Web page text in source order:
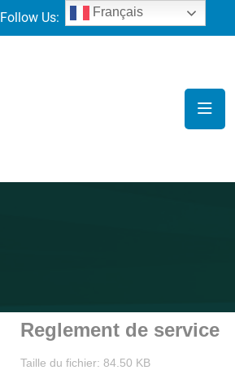
Follow Us:
Reglement de service
Taille du fichier: 84.50 KB
Français